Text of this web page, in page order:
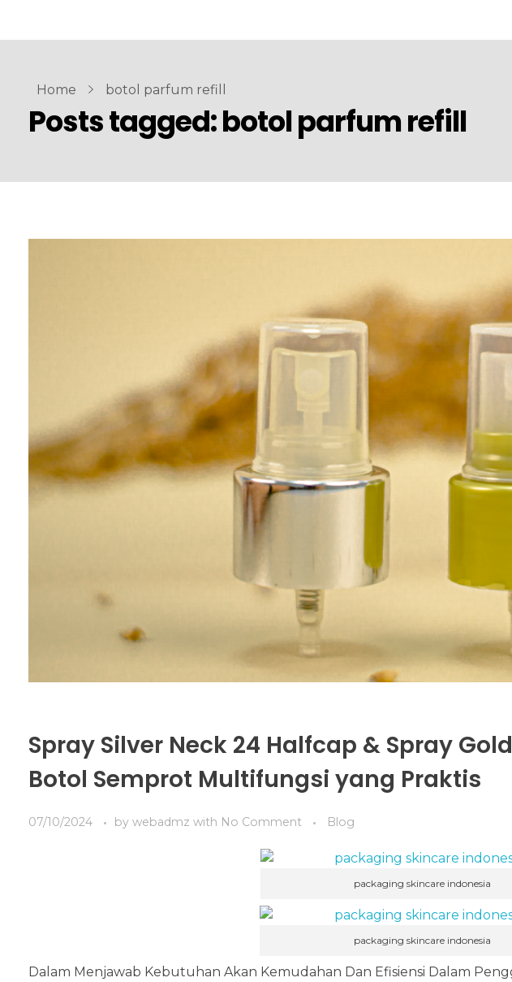
Home botol parfum refill
Posts tagged: botol parfum refill
Spray Silver Neck 24 Halfcap & Spray
Botol Semprot Multifungsi yang Praktis
07/10/2024 by webadmz with No Comment Blog
packaging skincare indonesia
packaging skincare indonesia
Dalam Menjawab Kebutuhan Akan Kemudahan Dan Efisiensi Dalam